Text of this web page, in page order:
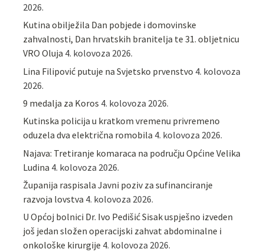
2026.
Kutina obilježila Dan pobjede i domovinske
zahvalnosti, Dan hrvatskih branitelja te 31. obljetnicu
VRO Oluja 4. kolovoza 2026.
Lina Filipović putuje na Svjetsko prvenstvo 4. kolovoza
2026.
9 medalja za Koros 4. kolovoza 2026.
Kutinska policija u kratkom vremenu privremeno
oduzela dva električna romobila 4. kolovoza 2026.
Najava: Tretiranje komaraca na području Općine Velika
Ludina 4. kolovoza 2026.
Županija raspisala Javni poziv za sufinanciranje
razvoja lovstva 4. kolovoza 2026.
U Općoj bolnici Dr. Ivo Pedišić Sisak uspješno izveden
još jedan složen operacijski zahvat abdominalne i
onkološke kirurgije 4. kolovoza 2026.